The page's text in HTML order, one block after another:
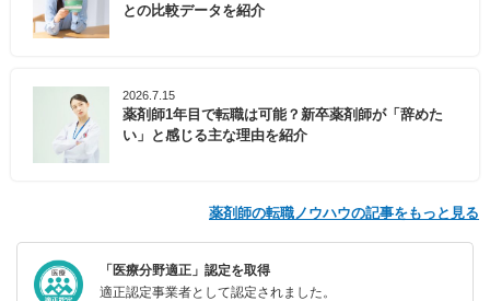
との比較データを紹介
2026.7.15
薬剤師1年目で転職は可能？新卒薬剤師が「辞めた
い」と感じる主な理由を紹介
薬剤師の転職ノウハウの記事をもっと見る
「医療分野適正」認定を取得
適正認定事業者として認定されました。